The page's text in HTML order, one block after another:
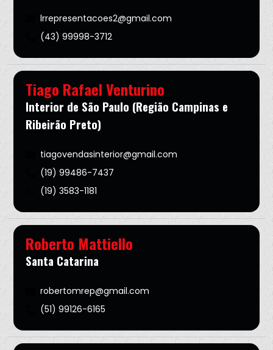
lrrepresentacoes2@gmail.com
(43) 99998-3712
Tiago Rafael Venturino
Interior de São Paulo (Região Campinas e
Ribeirão Preto)
tiagovendasinterior@gmail.com
(19) 99486-7437
(19) 3583-1181
Roberto Mattiello
Santa Catarina
robertomrep@gmail.com
(51) 99126-6165